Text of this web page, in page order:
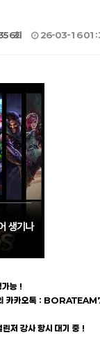
회 26-03-16
가능 !
카카오톡 :
저 강사 항시 대기 중 !